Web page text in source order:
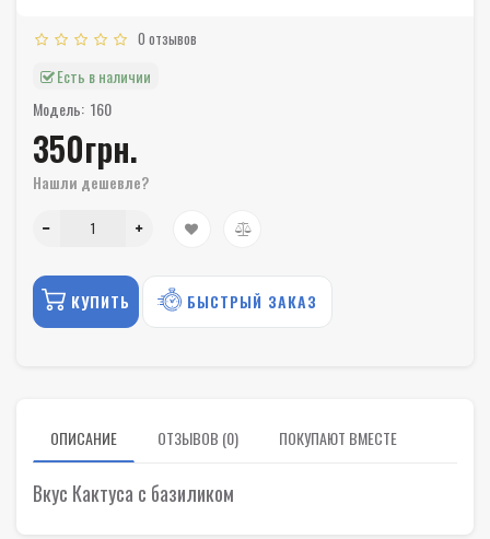
0 отзывов
Есть в наличии
Модель: 160
350грн.
Нашли дешевле?
КУПИТЬ БЫСТРЫЙ ЗАКАЗ
ОПИСАНИЕ ОТЗЫВОВ (0) ПОКУПАЮТ ВМЕСТЕ
Вкус Кактуса с базиликом